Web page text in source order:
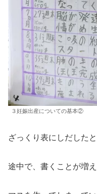
３妊娠出産についての基本②
ざっくり表にしだした
途中で、書くことが増え